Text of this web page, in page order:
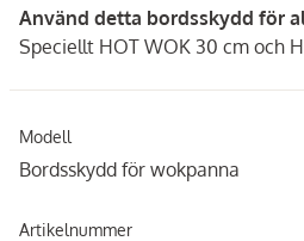
Använd detta bordsskydd för
Speciellt HOT WOK 30 cm och
Modell
Bordsskydd för wokpanna
Artikelnummer